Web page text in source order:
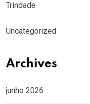
Trindade
Uncategorized
Archives
junho 2026